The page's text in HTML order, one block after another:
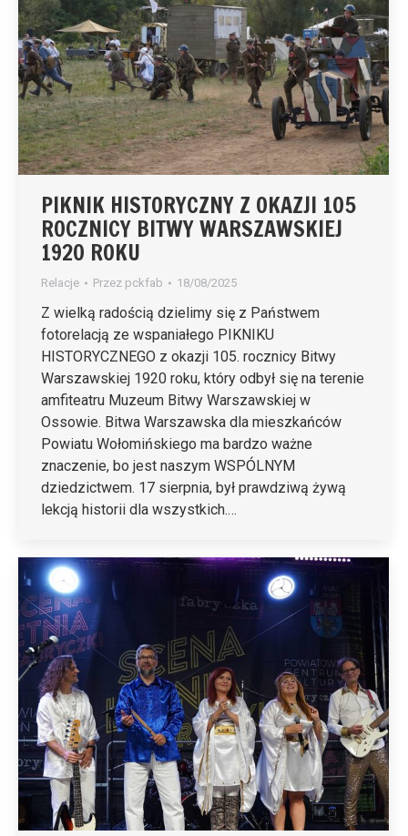
PIKNIK HISTORYCZNY Z OKAZJI 105
ROCZNICY BITWY WARSZAWSKIEJ
1920 ROKU
Relacje Przez pckfab 18/08/2025
Z wielką radością dzielimy się z Państwem
fotorelacją ze wspaniałego PIKNIKU
HISTORYCZNEGO z okazji 105. rocznicy Bitwy
Warszawskiej 1920 roku, który odbył się na terenie
amfiteatru Muzeum Bitwy Warszawskiej w
Ossowie. Bitwa Warszawska dla mieszkańców
Powiatu Wołomińskiego ma bardzo ważne
znaczenie, bo jest naszym WSPÓLNYM
dziedzictwem. 17 sierpnia, był prawdziwą żywą
lekcją historii dla wszystkich.…